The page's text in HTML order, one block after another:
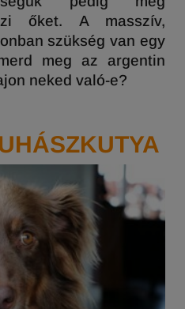
őket. A masszív,
szükség van egy
meg az argentin
neked való-e?